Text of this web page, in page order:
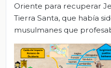
Oriente para recuperar
Tierra Santa, que había
musulmanes que